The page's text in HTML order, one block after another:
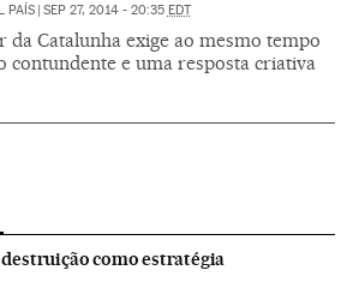
PAÍS | SEP 27, 2014 - 20:35 EDT
da Catalunha exige ao mesmo tempo
contundente e uma resposta criativa
como estratégia